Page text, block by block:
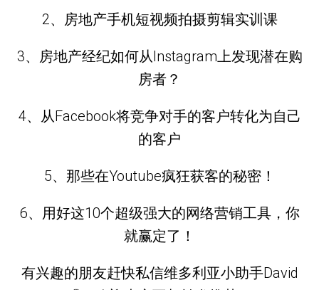
2、房地产手机短视频拍摄剪辑实训课
3、房地产经纪如何从Instagram上发现潜在购
房者？
4、从Facebook将竞争对手的客户转化为自己
的客户
5、那些在Youtube疯狂获客的秘密！
6、用好这10个超级强大的网络营销工具，你
就赢定了！
有兴趣的朋友赶快私信维多利亚小助手David